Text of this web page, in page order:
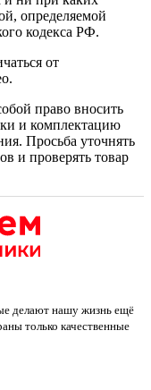
определяемой
кодекса РФ.
от
право вносить
и комплектацию
Просьба уточнять
и проверять товар
делают нашу жизнь ещё
только качественные